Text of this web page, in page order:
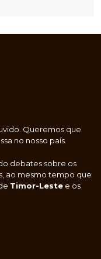
Queremos que
no nosso país.
debates sobre os
ao mesmo tempo que
Timor-Leste e os